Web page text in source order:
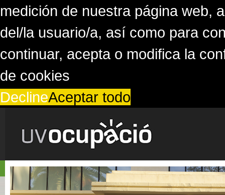
medición de nuestra página web,
del/la usuario/a, así como para
continuar, acepta o modifica la
de cookies
DeclineAceptar todo